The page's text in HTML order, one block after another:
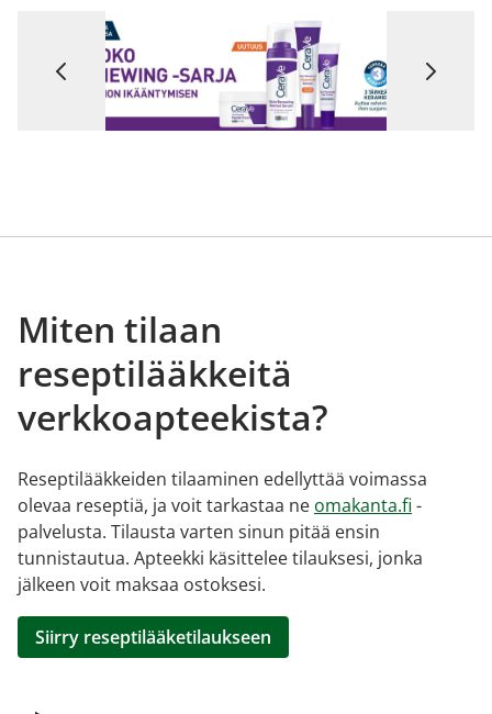
Miten tilaan
reseptilääkkeitä
verkkoapteekista?
Reseptilääkkeiden tilaaminen edellyttää voimassa
olevaa reseptiä, ja voit tarkastaa ne omakanta.fi -
palvelusta. Tilausta varten sinun pitää ensin
tunnistautua. Apteekki käsittelee tilauksesi, jonka
jälkeen voit maksaa ostoksesi.
Siirry reseptilääketilaukseen